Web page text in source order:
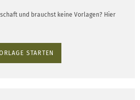
und brauchst keine Vorlagen? Hier
STARTEN